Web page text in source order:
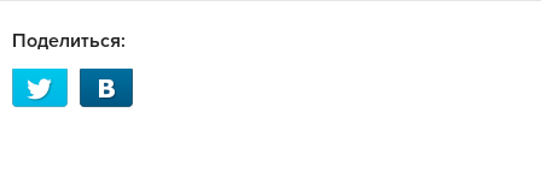
Поделиться: